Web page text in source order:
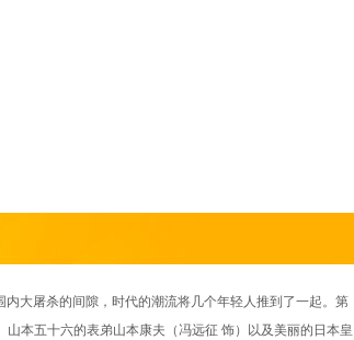
大屠杀的间隙，时代的潮流将几个年轻人推到了一起。第
本五十六的表弟山本康夫（冯远征 饰）以及美丽的日本皇